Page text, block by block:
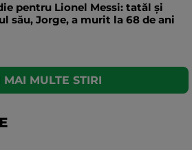
pentru Lionel Messi: tatăl și
său, Jorge, a murit la 68 de ani
MAI MULTE STIRI